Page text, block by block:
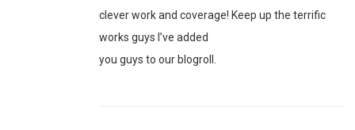
clever work and coverage! Keep up the terrific
works guys I’ve added
you guys to our blogroll.